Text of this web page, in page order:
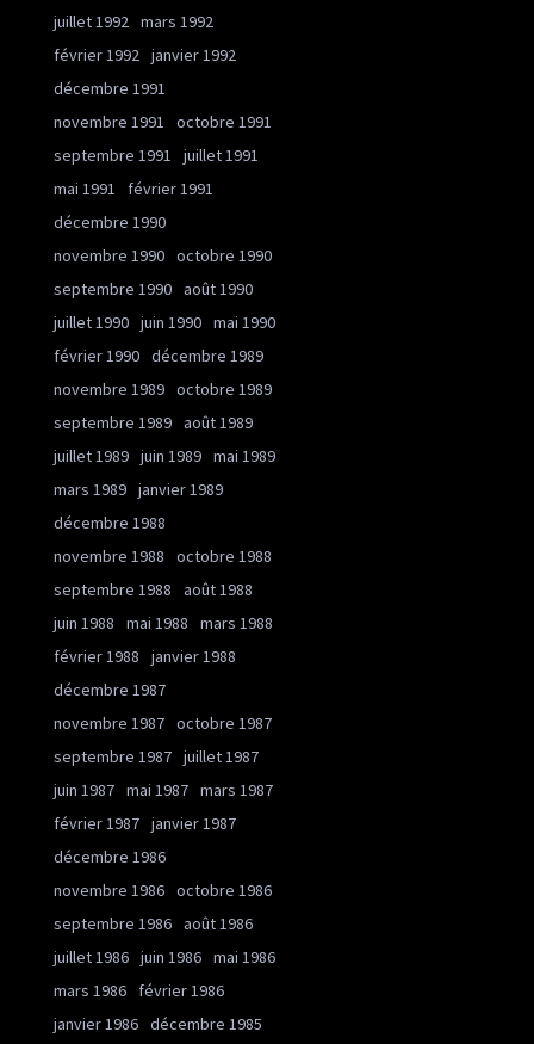
juillet 1992 mars 1992
février 1992 janvier 1992
décembre 1991
novembre 1991
octobre 1991
septembre 1991
juillet 1991
mai 1991
février 1991
décembre 1990
novembre 1990 octobre 1990
septembre 1990 août 1990
juillet 1990 juin 1990 mai 1990
février 1990 décembre 1989
novembre 1989 octobre 1989
septembre 1989 août 1989
juillet 1989 juin 1989 mai 1989
mars 1989 janvier 1989
décembre 1988
novembre 1988
octobre 1988
septembre 1988
août 1988
juin 1988
mai 1988
mars 1988
février 1988
janvier 1988
décembre 1987
novembre 1987 octobre 1987
septembre 1987 juillet 1987
juin 1987 mai 1987 mars 1987
février 1987 janvier 1987
décembre 1986
novembre 1986 octobre 1986
septembre 1986 août 1986
juillet 1986 juin 1986 mai 1986
mars 1986
février 1986
janvier 1986 décembre 1985